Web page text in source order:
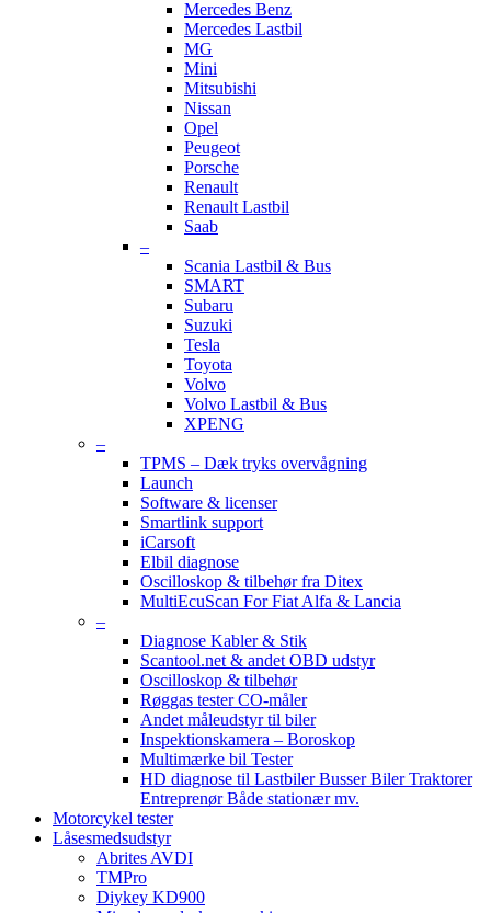
Mercedes Benz
Mercedes Lastbil
MG
Mini
Mitsubishi
Nissan
Opel
Peugeot
Porsche
Renault
Renault Lastbil
Saab
–
Scania Lastbil & Bus
SMART
Subaru
Suzuki
Tesla
Toyota
Volvo
Volvo Lastbil & Bus
XPENG
–
TPMS – Dæk tryks overvågning
Launch
Software & licenser
Smartlink support
iCarsoft
Elbil diagnose
Oscilloskop & tilbehør fra Ditex
MultiEcuScan For Fiat Alfa & Lancia
–
Diagnose Kabler & Stik
Scantool.net & andet OBD udstyr
Oscilloskop & tilbehør
Røggas tester CO-måler
Andet måleudstyr til biler
Inspektionskamera – Boroskop
Multimærke bil Tester
HD diagnose til Lastbiler Busser Biler Traktorer
Entreprenør Både stationær mv.
Motorcykel tester
Låsesmedsudstyr
Abrites AVDI
TMPro
Diykey KD900